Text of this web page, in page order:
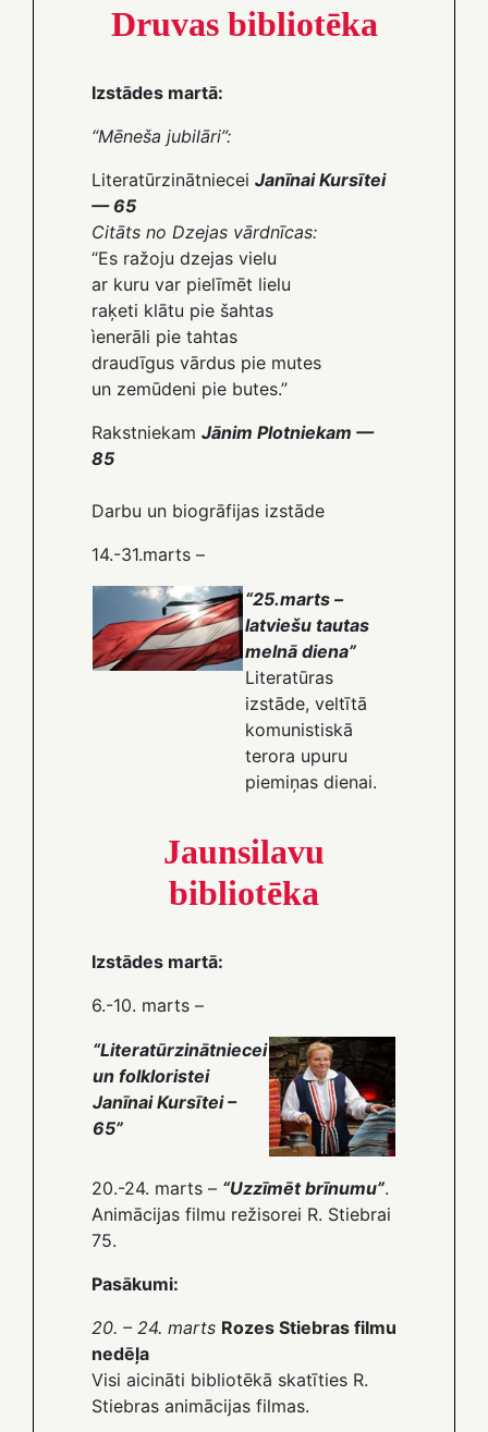
Druvas bibliotēka
Izstādes martā:
“Mēneša jubilāri”:
Literatūrzinātniecei Janīnai Kursītei
— 65
Citāts no Dzejas vārdnīcas:
“Es ražoju dzejas vielu
ar kuru var pielīmēt lielu
raķeti klātu pie šahtas
ìenerāli pie tahtas
draudīgus vārdus pie mutes
un zemūdeni pie butes.”
Rakstniekam Jānim Plotniekam —
85
Darbu un biogrāfijas izstāde
14.-31.marts –
“25.marts –
latviešu tautas
melnā diena”
Literatūras
izstāde, veltītā
komunistiskā
terora upuru
piemiņas dienai.
Jaunsilavu
bibliotēka
Izstādes martā:
6.-10. marts –
“Literatūrzinātniecei
un folkloristei
Janīnai Kursītei –
65”
20.-24. marts – “Uzzīmēt brīnumu”.
Animācijas filmu režisorei R. Stiebrai
75.
Pasākumi:
20. – 24. marts Rozes Stiebras filmu
nedēļa
Visi aicināti bibliotēkā skatīties R.
Stiebras animācijas filmas.